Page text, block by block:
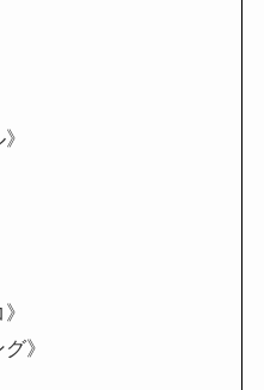
》